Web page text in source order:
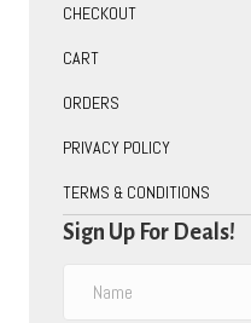
CHECKOUT
CART
ORDERS
PRIVACY POLICY
TERMS & CONDITIONS
Sign Up For Deals!